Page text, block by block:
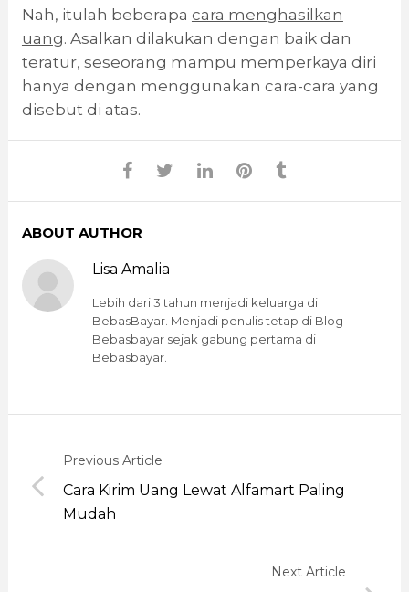
Nah, itulah beberapa cara menghasilkan
uang. Asalkan dilakukan dengan baik dan
teratur, seseorang mampu memperkaya diri
hanya dengan menggunakan cara-cara yang
disebut di atas.
ABOUT AUTHOR
Lisa Amalia
Lebih dari 3 tahun menjadi keluarga di
BebasBayar. Menjadi penulis tetap di Blog
Bebasbayar sejak gabung pertama di
Bebasbayar.
Previous Article
Cara Kirim Uang Lewat Alfamart Paling
Mudah
Next Article